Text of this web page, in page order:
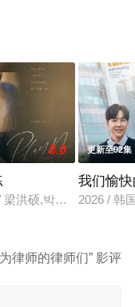
庭崩溃烙印的一个孩子
8.0
梁洪硕,박성현
更新至92集
我们愉
2026 / 韩
律师的律师们” 影评